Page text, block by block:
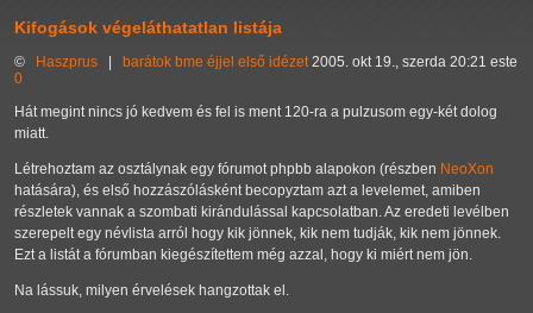
Kifogások végeláthatatlan listája
© Haszprus | barátok bme éjjel első idézet 2005. okt 19., szerda 20:21 este
0
Hát megint nincs jó kedvem és fel is ment 120-ra a pulzusom egy-két dolog
miatt.
Létrehoztam az osztálynak egy fórumot phpbb alapokon (részben NeoXon
hatására), és első hozzászólásként becopyztam azt a levelemet, amiben
részletek vannak a szombati kirándulással kapcsolatban. Az eredeti levélben
szerepelt egy névlista arról hogy kik jönnek, kik nem tudják, kik nem jönnek.
Ezt a listát a fórumban kiegészítettem még azzal, hogy ki miért nem jön.
Na lássuk, milyen érvelések hangzottak el.